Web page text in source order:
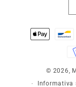
Metodi
© 2026,
Informativa